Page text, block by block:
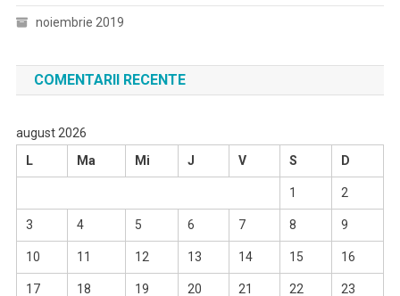
noiembrie 2019
COMENTARII RECENTE
august 2026
L
Ma Mi J V S D
1 2
3 4 5 6 7 8 9
10 11 12 13 14 15 16
17 18 19 20 21 22 23